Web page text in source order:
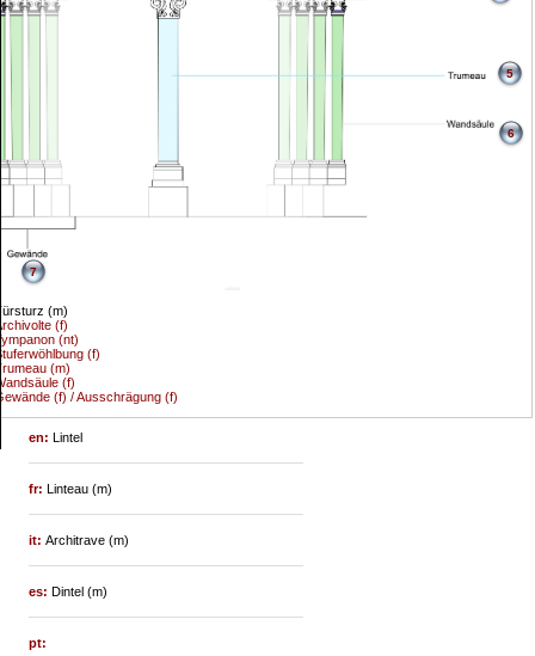
(m)
(f)
(nt)
(f)
(m)
5
(f)
6
(f) / Ausschrägung (f)
7
en:Lintel
fr:Linteau (m)
it:Architrave (m)
es:Dintel (m)
pt: